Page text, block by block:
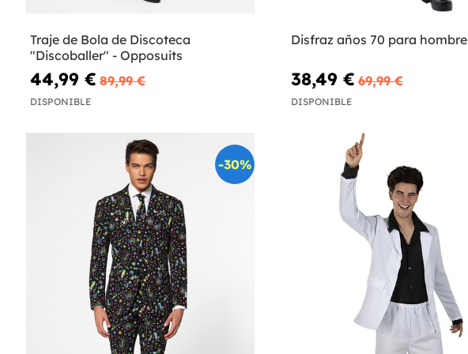
Traje de Bola de Discoteca
"Discoballer" - Opposuits
44,99 € 89,99 €
DISPONIBLE
Disfraz años 70 para hombre
38,49 € 69,99 €
DISPONIBLE
-30%